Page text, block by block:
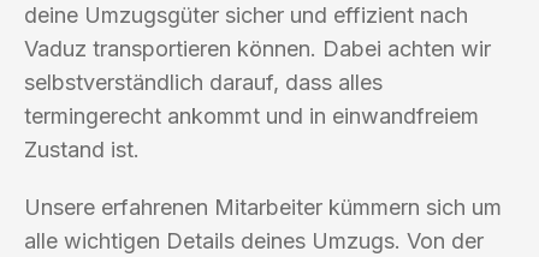
deine Umzugsgüter sicher und effizient nach
Vaduz transportieren können. Dabei achten wir
selbstverständlich darauf, dass alles
termingerecht ankommt und in einwandfreiem
Zustand ist.
Unsere erfahrenen Mitarbeiter kümmern sich um
alle wichtigen Details deines Umzugs. Von der